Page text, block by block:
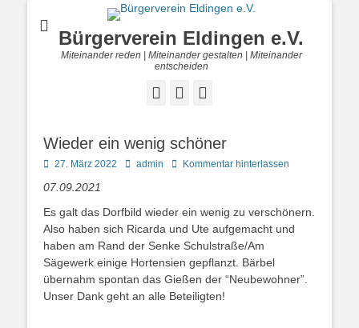
Bürgerverein Eldingen e.V.
Miteinander reden | Miteinander gestalten | Miteinander
entscheiden
Facebook
Wieder ein wenig schöner
Posted
27. März 2022 Autoradmin Kommentar hinterlassen
07.09.2021
Es galt das Dorfbild wieder ein wenig zu verschönern.
Also haben sich Ricarda und Ute aufgemacht und
haben am Rand der Senke Schulstraße/Am
Sägewerk einige Hortensien gepflanzt. Bärbel
übernahm spontan das Gießen der “Neubewohner”.
Unser Dank geht an alle Beteiligten!